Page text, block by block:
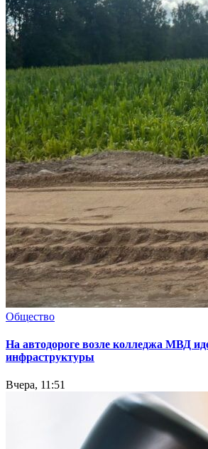
Общество
На автодороге возле колледжа МВД
инфраструктуры
Вчера, 11:51